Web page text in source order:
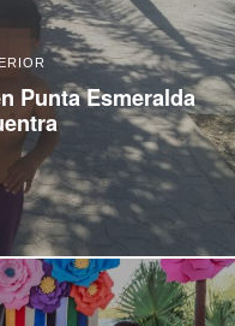
Punta Esmeralda